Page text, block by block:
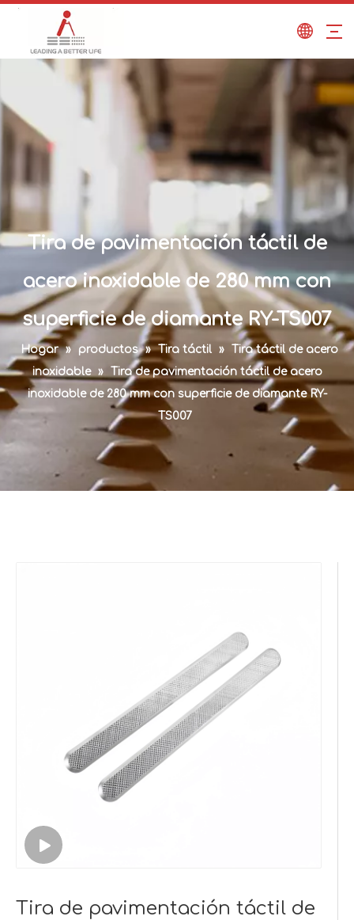
Tira de pavimentación táctil de
acero inoxidable de 280 mm con
superficie de diamante RY-TS007
Hogar » productos » Tira táctil »
Tira táctil de acero
inoxidable
»
Tira de pavimentación táctil de acero
inoxidable de 280 mm con superficie de diamante RY-
TS007
Tira de pavimentación táctil de